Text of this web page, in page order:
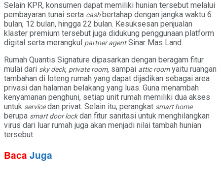
Selain KPR, konsumen dapat memiliki hunian tersebut melalui
pembayaran tunai serta cash bertahap dengan jangka waktu 6
bulan, 12 bulan, hingga 22 bulan. Kesuksesan penjualan
klaster premium tersebut juga didukung penggunaan platform
digital serta merangkul
partner agentSinar Mas Land.
Rumah Quantis Signature dipasarkan dengan beragam fitur
mulai dari sky deck, private room, sampai attic roomyaitu ruangan
tambahan di loteng rumah yang dapat dijadikan sebagai area
privasi dan halaman belakang yang luas. Guna menambah
kenyamanan penghuni, setiap unit rumah memiliki dua akses
untuk servicedan privat. Selain itu, perangkat smart home
berupa smart door lockdan fitur sanitasi untuk menghilangkan
virus dari luar rumah juga akan menjadi nilai tambah hunian
tersebut.
Baca Juga